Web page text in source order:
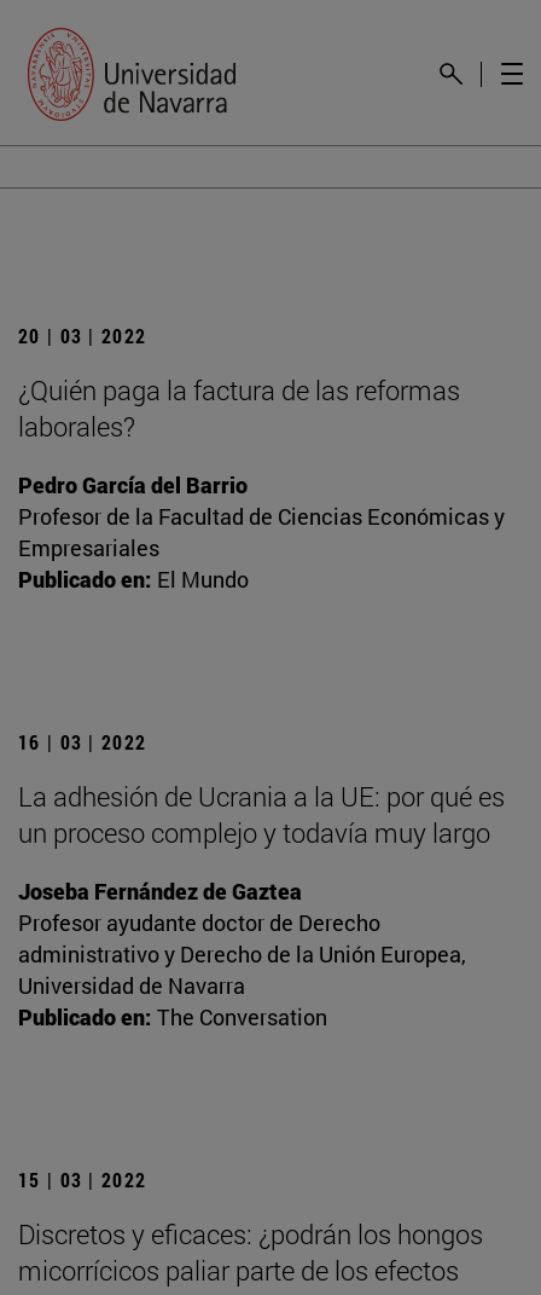
20 | 03 | 2022
¿Quién paga la factura de las reformas
laborales?
Pedro García del Barrio
Profesor de la Facultad de Ciencias Económicas y
Empresariales
Publicado en: El Mundo
16 | 03 | 2022
La adhesión de Ucrania a la UE: por qué es
un proceso complejo y todavía muy largo
Joseba Fernández de Gaztea
Profesor ayudante doctor de Derecho
administrativo y Derecho de la Unión Europea,
Universidad de Navarra
Publicado en: The Conversation
15 | 03 | 2022
Discretos y eficaces: ¿podrán los hongos
micorrícicos paliar parte de los efectos